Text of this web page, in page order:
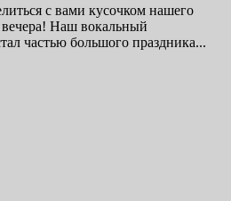
с вами кусочком нашего
вечера! Наш вокальный
частью большого праздника...